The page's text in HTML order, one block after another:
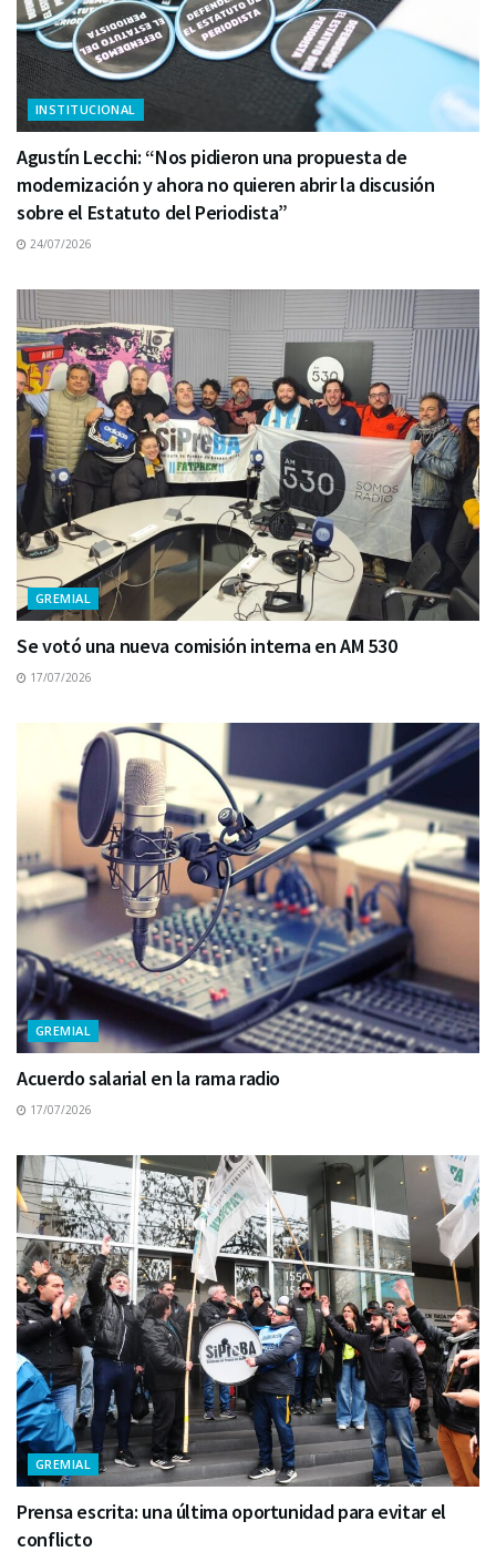
INSTITUCIONAL
Agustín Lecchi: “Nos pidieron una propuesta de
modernización y ahora no quieren abrir la discusión
sobre el Estatuto del Periodista”
24/07/2026
GREMIAL
Se votó una nueva comisión interna en AM 530
17/07/2026
GREMIAL
Acuerdo salarial en la rama radio
17/07/2026
GREMIAL
Prensa escrita: una última oportunidad para evitar el
conflicto